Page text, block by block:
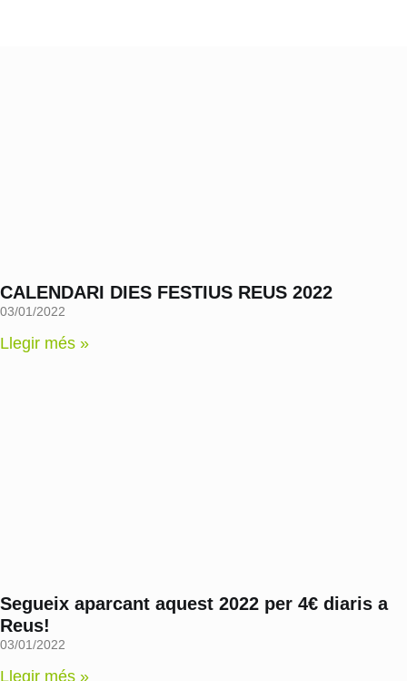
CALENDARI DIES FESTIUS REUS 2022
03/01/2022
Llegir més »
Segueix aparcant aquest 2022 per 4€ diaris a
Reus!
03/01/2022
Llegir més »